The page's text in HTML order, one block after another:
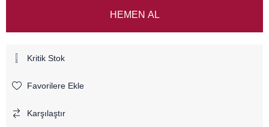
Kritik Stok
Favorilere Ekle
Karşılaştır